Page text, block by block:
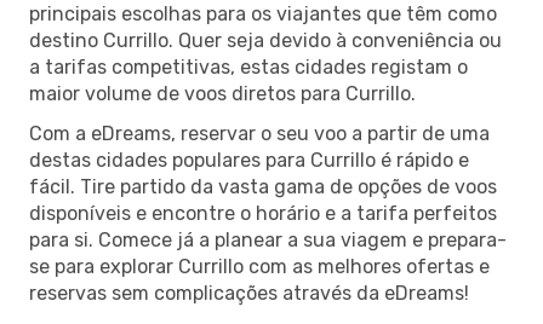
principais escolhas para os viajantes que têm como
destino Currillo. Quer seja devido à conveniência ou
a tarifas competitivas, estas cidades registam o
maior volume de voos diretos para Currillo.
Com a eDreams, reservar o seu voo a partir de uma
destas cidades populares para Currillo é rápido e
fácil. Tire partido da vasta gama de opções de voos
disponíveis e encontre o horário e a tarifa perfeitos
para si. Comece já a planear a sua viagem e prepara-
se para explorar Currillo com as melhores ofertas e
reservas sem complicações através da eDreams!